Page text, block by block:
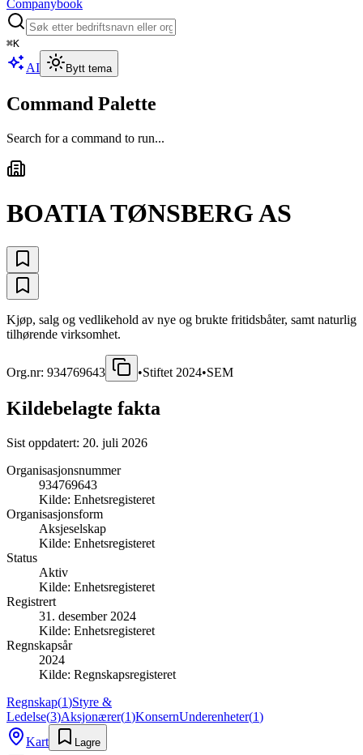
Companybook
⌘K
AI Bytt tema
Command Palette
Search for a command to run...
BOATIA TØNSBERG AS
Kjøp, salg og vedlikehold av nye og brukte fritidsbåter, samt naturlig
tilhørende virksomhet.
Org.nr: 934769643 •Stiftet 2024•SEM
Kildebelagte fakta
Sist oppdatert: 20. juli 2026
Organisasjonsnummer
934769643
Kilde: Enhetsregisteret
Organisasjonsform
Aksjeselskap
Kilde: Enhetsregisteret
Status
Aktiv
Kilde: Enhetsregisteret
Registrert
31. desember 2024
Kilde: Enhetsregisteret
Regnskapsår
2024
Kilde: Regnskapsregisteret
Regnskap(1)Styre &
Ledelse(3)Aksjonærer(1)KonsernUnderenheter(1)
Kart
Lagre